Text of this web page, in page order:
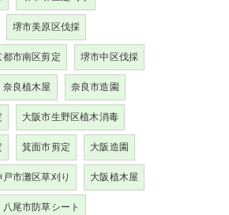
堺市美原区伐採
都市南区剪定 堺市中区伐採
奈良植木屋 奈良市造園
大阪市生野区植木消毒
箕面市剪定 大阪造園
戸市灘区草刈り 大阪植木屋
八尾市防草シート